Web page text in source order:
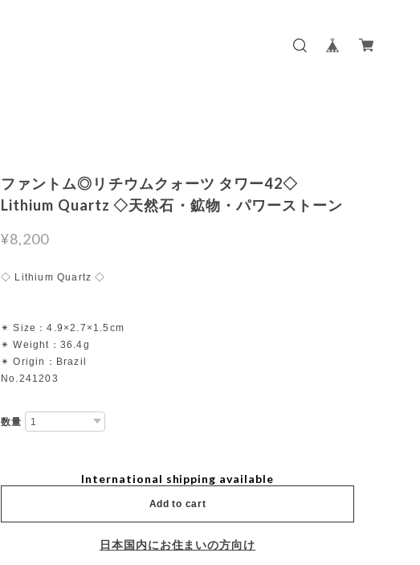
ファントム◎リチウムクォーツ タワー42◇
Lithium Quartz ◇天然石・鉱物・パワーストーン
¥8,200
◇ Lithium Quartz ◇
✴︎ Size：4.9×2.7×1.5cm
✴︎ Weight：36.4g
✴︎ Origin：Brazil
No.241203
数量
International shipping available
Add to cart
日本国内にお住まいの方向け